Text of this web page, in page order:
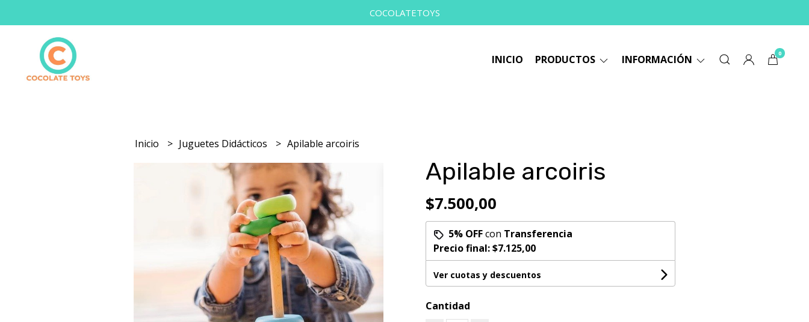
COCOLATETOYS
INICIO PRODUCTOS INFORMACIÓN 0
Inicio Juguetes Didácticos Apilable arcoiris
Apilable arcoiris
$7.500,00
5% OFFcon Transferencia
Precio final:$7.125,00
Ver cuotas y descuentos
Cantidad